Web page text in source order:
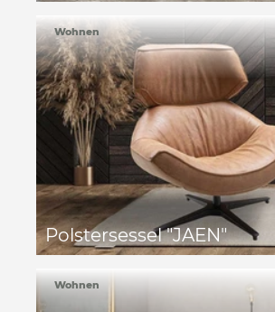
Polstersessel "JAEN"
Wohnen
Wohnen